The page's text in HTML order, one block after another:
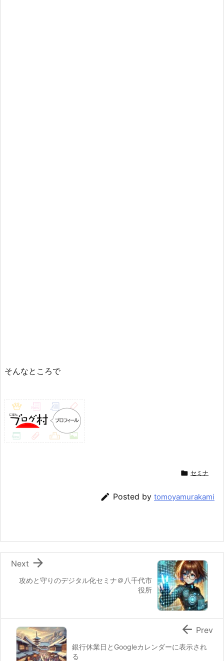
そんなところで
 セミナ
 Posted by tomoyamurakami
攻めと守りのデジタル化セミナ＠八千代市
役所

Next
銀行休業日とGoogleカレンダーに表示され
る
 Prev